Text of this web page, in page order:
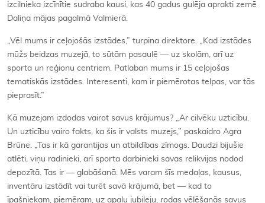
izcilnieka izcīnītie sudraba kausi, kas 40 gadus gulēja aprakti zemē
Daliņa mājas pagalmā Valmierā.
„Vēl mums ir ceļojošās izstādes,” turpina direktore. „Kad izstādes
mūžs beidzas muzejā, to sūtām pasaulē — uz skolām, arī uz
sporta un reģionu centriem. Patlaban mums ir 15 ceļojošas
tematiskās izstādes. Interesenti, kam ir piemērotas telpas, var tās
pieprasīt.”
Kā muzejam izdodas vairot savus krājumus? „Ar cilvēku uzticību.
Un uzticību vairo fakts, ka šis ir valsts muzejs,” paskaidro Agra
Brūne. „Tas ir kā garantijas un atbildības zīmogs. Daudzi bijušie
atlēti, viņu radinieki, arī sporta darbinieki savas relikvijas nodod
depozītā. Tas ir — glabāšanā. Mēs varam šīs medaļas, kausus,
inventāru izstādīt vai turēt savā krājumā, bet — kad to
īpašniekam, piemēram, uz apaļu jubileju, rodas vēlēšanās savus